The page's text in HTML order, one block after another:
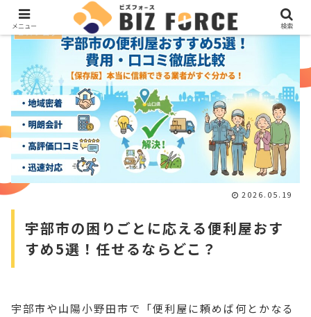
宇部市の困りごとに応える便利屋おす
すめ5選！任せるならどこ？
ビズブログ
2026.05.19
宇部市や山陽小野田市で「便利屋に頼めば何とかなる
メニュー 検索